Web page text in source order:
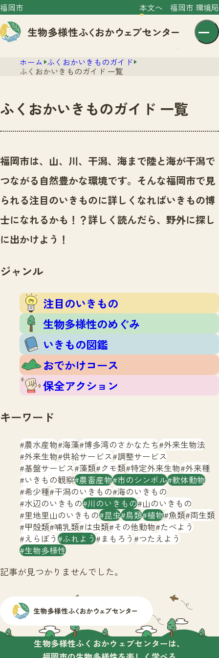
福岡市 本文へ 福岡市 環境局
センター紹介
センター紹介TOP
サイトポリシー
プライバシーポリシー
ニュースTOP
市の取組み
いきものガイド
いきものガイドTOP
注目のいきもの
生物多様性のめぐみ
保全アクション
イベント
いきもの調査隊
調査レポート
調査結果
ふくおかいきものマップ
マッチング
マッチングTOP
掲載申し込みフォーム
お問合せ
サイトマップ
ホーム ふくおかいきものガイド
ふくおかいきものガイド 一覧
ふくおかいきものガイド 一覧
福岡市は、山、川、干潟、海まで陸と海が干潟で
つながる自然豊かな環境です。 そんな福岡市で見
られる注目のいきものに詳しくなればいきもの博
士になれるかも！？詳しく読んだら、野外に探し
に出かけよう！
ジャンル
注目のいきもの
生物多様性のめぐみ
いきもの図鑑
おでかけコース
保全アクション
キーワード
農水産物 海藻 博多湾のさかなたち 外来生物法
外来生物 供給サービス 調整サービス
基盤サービス 藻類 クモ類 特定外来生物 外来種
いきもの観察 農畜産物 市のシンボル 軟体動物
希少種 干潟のいきもの 海のいきもの
水辺のいきもの 川のいきもの 山のいきもの
里地里山のいきもの 昆虫 鳥類 植物 魚類 両生類
甲殻類 哺乳類 は虫類 その他動物 たべよう
えらぼう ふれよう まもろう つたえよう
生物多様性
記事が見つかりませんでした。
生物多様性ふくおかウェブセンターは、